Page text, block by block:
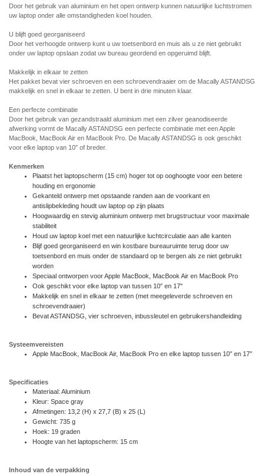
Door het gebruik van aluminium en het open ontwerp kunnen natuurlijke luchtstromen
uw laptop onder alle omstandigheden koel houden.
U blijft goed georganiseerd
Door het verhoogde ontwerp kunt u uw toetsenbord en muis als u ze niet gebruikt
onder uw laptop opslaan zodat uw bureau geordend en opgeruimd blijft.
Makkelijk in elkaar te zetten
Het pakket bevat vier schroeven en een schroevendraaier om de Macally ASTANDSG
makkelijk en snel in elkaar te zetten. U bent in drie minuten klaar.
Een perfecte combinatie
Door het gebruik van gezandstraald aluminium met een zilver geanodiseerde
afwerking vormt de Macally ASTANDSG een perfecte combinatie met een Apple
MacBook, MacBook Air en MacBook Pro. De Macally ASTANDSG is ook geschikt
voor elke laptop van 10″ of breder.
Kenmerken
Plaatst het laptopscherm (15 cm) hoger tot op ooghoogte voor een betere
houding en ergonomie
Gekanteld ontwerp met opstaande randen aan de voorkant en
antislipbekleding houdt uw laptop op zijn plaats
Hoogwaardig en stevig aluminium ontwerp met brugstructuur voor maximale
stabiliteit
Houd uw laptop koel met een natuurlijke luchtcirculatie aan alle kanten
Blijf goed georganiseerd en win kostbare bureauruimte terug door uw
toetsenbord en muis onder de standaard op te bergen als ze niet gebruikt
worden
Speciaal ontworpen voor Apple MacBook, MacBook Air en MacBook Pro
Ook geschikt voor elke laptop van tussen 10″ en 17"
Makkelijk en snel in elkaar te zetten (met meegeleverde schroeven en
schroevendraaier)
Bevat ASTANDSG, vier schroeven, inbussleutel en gebruikershandleiding
Systeemvereisten
Apple MacBook, MacBook Air, MacBook Pro en elke laptop tussen 10″ en 17″
Specificaties
Materiaal: Aluminium
Kleur: Space gray
Afmetingen: 13,2 (H) x 27,7 (B) x 25 (L)
Gewicht: 735 g
Hoek: 19 graden
Hoogte van het laptopscherm: 15 cm
Inhoud van de verpakking